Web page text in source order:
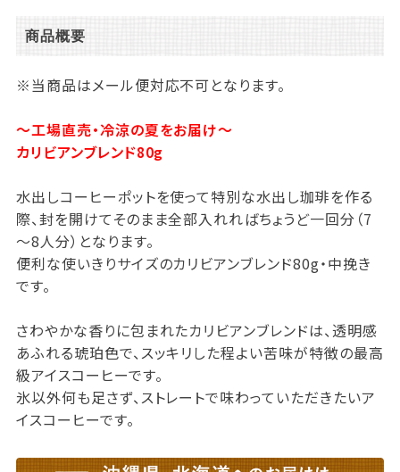
商品概要
※当商品はメール便対応不可となります。
～工場直売・冷涼の夏をお届け～
カリビアンブレンド80g
水出しコーヒーポットを使って特別な水出し珈琲を作る
際、封を開けてそのまま全部入れればちょうど一回分（7
～8人分）となります。
便利な使いきりサイズのカリビアンブレンド80g・中挽き
です。
さわやかな香りに包まれたカリビアンブレンドは、透明感
あふれる琥珀色で、スッキリした程よい苦味が特徴の最高
級アイスコーヒーです。
氷以外何も足さず、ストレートで味わっていただきたいア
イスコーヒーです。